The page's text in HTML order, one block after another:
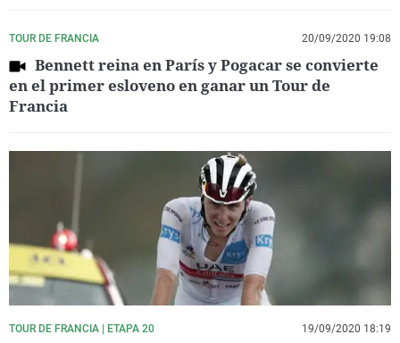
TOUR DE FRANCIA 20/09/2020 19:08
Bennett reina en París y Pogacar se convierte
en el primer esloveno en ganar un Tour de
Francia
TOUR DE FRANCIA | ETAPA 20 19/09/2020 18:19